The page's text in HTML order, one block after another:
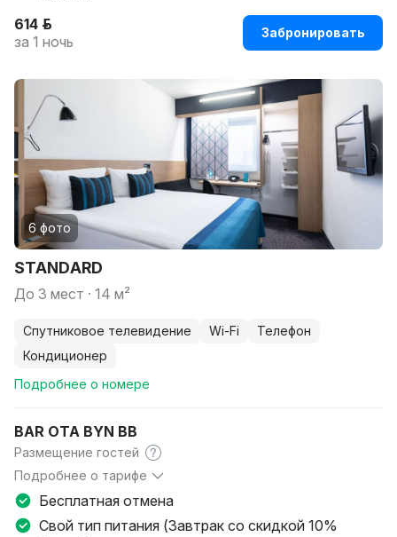
614 р.
за 1 ночь
Забронировать
STANDARD
до 3 мест · 14 м²
спутниковое телевидение Wi-Fi
телефон
кондиционер
Подробнее о номере
6 фото
BAR OTA BYN BB
Размещение гостей
Подробнее о тарифе
BAR OTA BYN BB
Бесплатная отмена
Свой тип питания (Завтрак со скидкой 10%